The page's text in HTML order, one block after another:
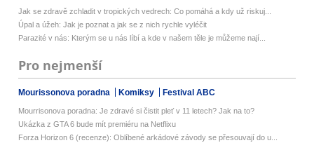
Jak se zdravě zchladit v tropických vedrech: Co pomáhá a kdy už riskuj...
Úpal a úžeh: Jak je poznat a jak se z nich rychle vyléčit
Parazité v nás: Kterým se u nás líbí a kde v našem těle je můžeme nají...
Pro nejmenší
Mourissonova poradna Komiksy Festival ABC
Mourrisonova poradna: Je zdravé si čistit pleť v 11 letech? Jak na to?
Ukázka z GTA 6 bude mít premiéru na Netflixu
Forza Horizon 6 (recenze): Oblíbené arkádové závody se přesouvají do u...